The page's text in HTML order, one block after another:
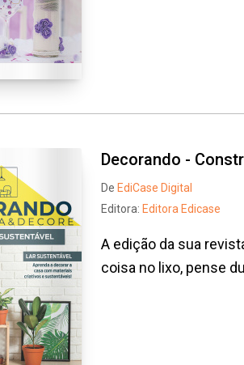
Decorando -
De EdiCase Digital
Editora: Editora Edicase
A edição da sua
coisa no lixo, pense